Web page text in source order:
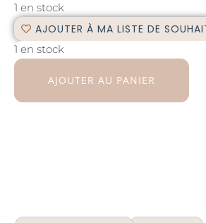
1 en stock
AJOUTER À MA LISTE DE
1 en stock
AJOUTER AU PANIER